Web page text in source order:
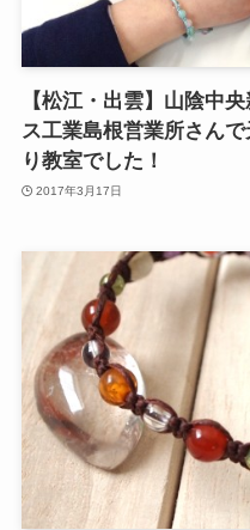
【松江・出雲】山陰中
ス工業島根営業所さん
り教室でした！
2017年3月17日